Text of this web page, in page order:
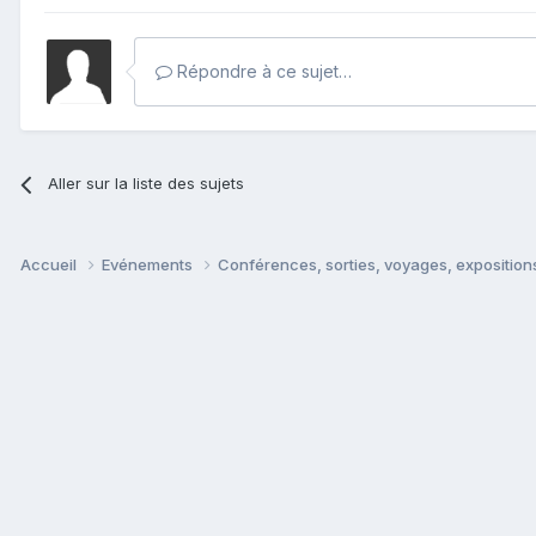
Répondre à ce sujet…
Aller sur la liste des sujets
Accueil Evénements Conférences, sorties, voyages,